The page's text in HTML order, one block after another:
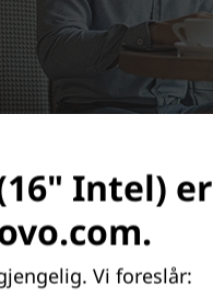
Intel) er
Vi foreslår: